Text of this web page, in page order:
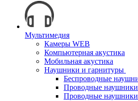
Мультимедия
Камеры WEB
Компьютерная акустика
Мобильная акустика
Наушники и гарнитуры
Беспроводные
Проводные
Проводные